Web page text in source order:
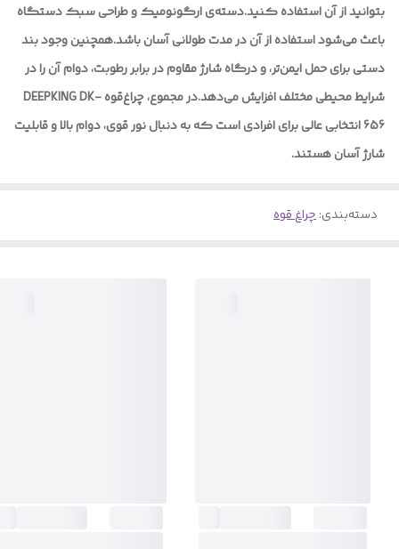
بتوانید از آن استفاده کنید.دسته‌ی ارگونومیک و طراحی سبک دستگاه
باعث می‌شود استفاده از آن در مدت طولانی آسان باشد.همچنین وجود بند
دستی برای حمل ایمن‌تر، و درگاه شارژ مقاوم در برابر رطوبت، دوام آن را در
شرایط محیطی مختلف افزایش می‌دهد.در مجموع، چراغ‌قوه DEEPKING DK-
656 انتخابی عالی برای افرادی است که به دنبال نور قوی، دوام بالا و قابلیت
شارژ آسان هستند.
دسته‌بندی:چراغ قوه